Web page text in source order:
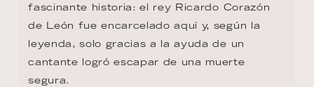
fascinante historia: el rey Ricardo Corazón
de León fue encarcelado aquí y, según la
leyenda, solo gracias a la ayuda de un
cantante logró escapar de una muerte
segura.